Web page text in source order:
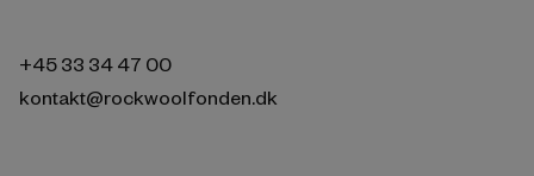
+45 33 34 47 00
kontakt@rockwoolfonden.dk